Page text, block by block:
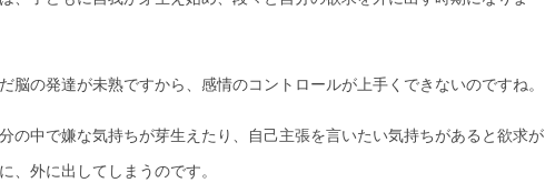
脳の発達が未熟ですから、感情のコントロールが上手くできないのですね。
の中で嫌な気持ちが芽生えたり、自己主張を言いたい気持ちがあると欲求が
、外に出してしまうのです。